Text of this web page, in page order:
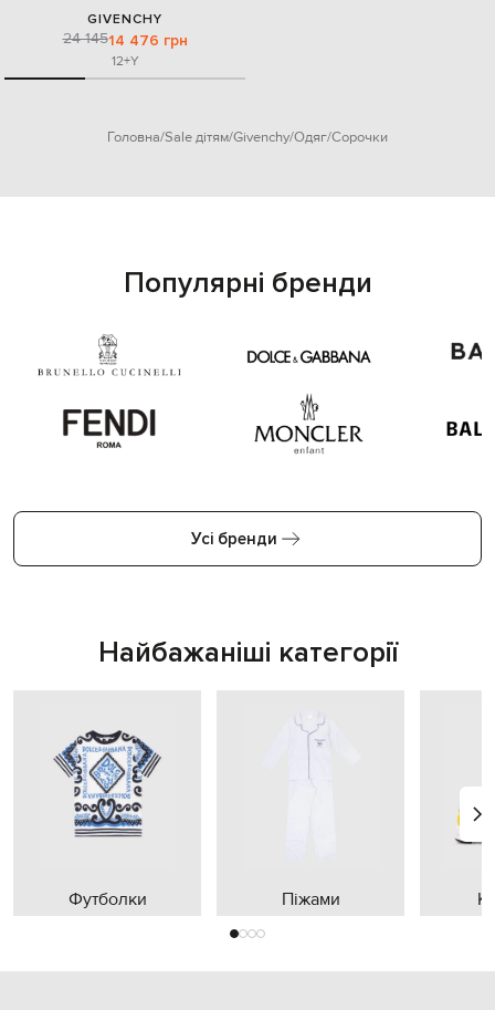
GIVENCHY
24 14514 476 грн
12+Y
Головна Sale дітям Givenchy Одяг Сорочки
Популярні бренди
Усі бренди
Найбажаніші категорії
Футболки Піжами